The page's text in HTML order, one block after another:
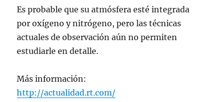
Es probable que su atmósfera esté integrada
por oxígeno y nitrógeno, pero las técnicas
actuales de observación aún no permiten
estudiarle en detalle.
Más información:
http://actualidad.rt.com/